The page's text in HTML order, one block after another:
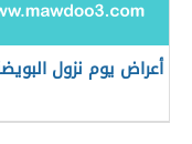
أعراض يوم نزول